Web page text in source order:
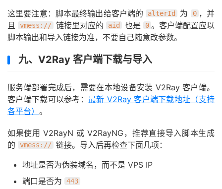
这里要注意：脚本最终输出给客户端的 alterId 为 0 ，并
且
vmess:// 链接里对应的 aid 也是 0 。客户端配置应以
脚本输出和导入链接为准，不要自己随意改参数。
九、V2Ray 客户端下载与导入
服务端部署完成后，需要在本地设备安装 V2Ray 客户端。
客户端下载可以参考：最新 V2Ray 客户端下载地址（支持
各平台） 。
如果使用 V2RayN 或 V2RayNG，推荐直接导入脚本生成
的
vmess:// 链接。导入后再检查下面几项：
地址是否为伪装域名，而不是 VPS IP
端口是否为
443